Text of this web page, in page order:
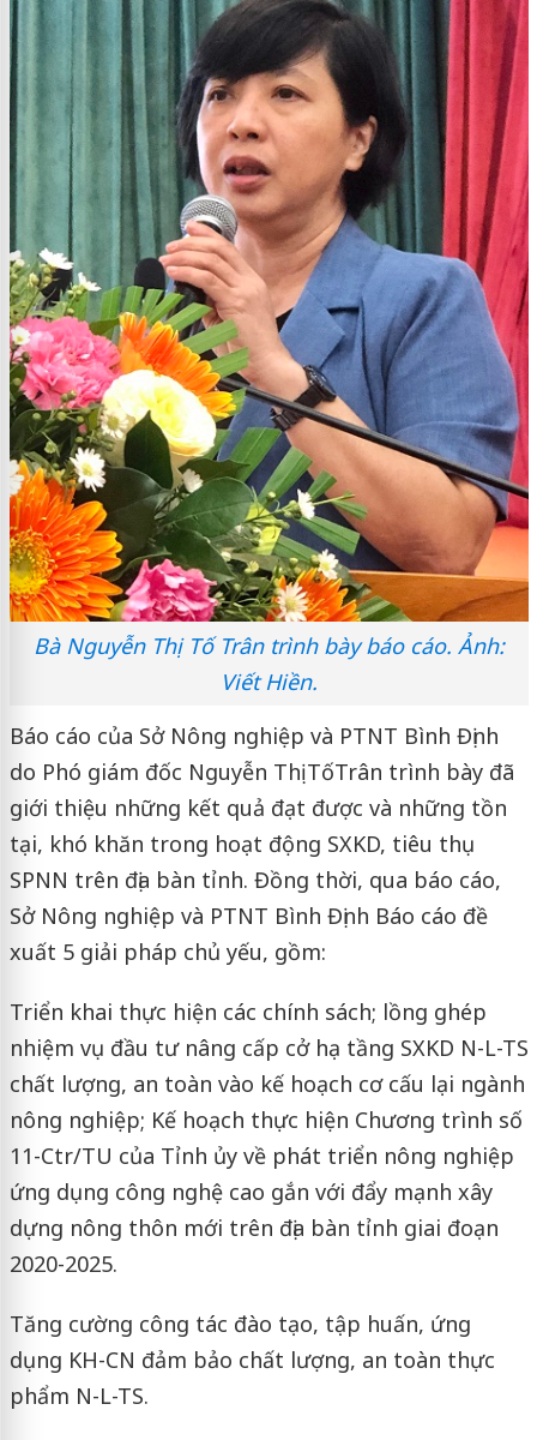
Bà Nguyễn Thị Tố Trân trình bày báo cáo. Ảnh:
Viết Hiền.
Báo cáo của Sở Nông nghiệp và PTNT Bình Định
do Phó giám đốc Nguyễn Thị TốTrân trình bày đã
giới thiệu những kết quả đạt được và những tồn
tại, khó khăn trong hoạt động SXKD, tiêu thụ
SPNN trên địa bàn tỉnh. Đồng thời, qua báo cáo,
Sở Nông nghiệp và PTNT Bình Định Báo cáo đề
xuất 5 giải pháp chủ yếu, gồm:
Triển khai thực hiện các chính sách; lồng ghép
nhiệm vụ đầu tư nâng cấp cở hạ tầng SXKD N-L-TS
chất lượng, an toàn vào kế hoạch cơ cấu lại ngành
nông nghiệp; Kế hoạch thực hiện Chương trình số
11-Ctr/TU của Tỉnh ủy về phát triển nông nghiệp
ứng dụng công nghệ cao gắn với đẩy mạnh xây
dựng nông thôn mới trên địa bàn tỉnh giai đoạn
2020-2025.
Tăng cường công tác đào tạo, tập huấn, ứng
dụng KH-CN đảm bảo chất lượng, an toàn thực
phẩm N-L-TS.